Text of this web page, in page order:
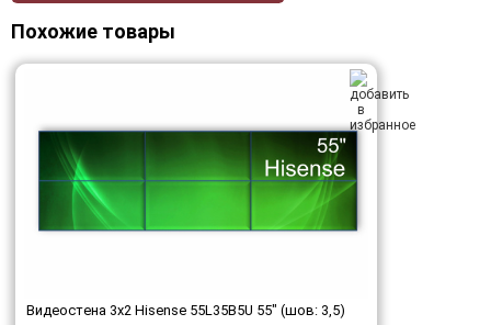
Похожие товары
Видеостена 3x2 Hisense 55L35B5U 55" (шов: 3,5)